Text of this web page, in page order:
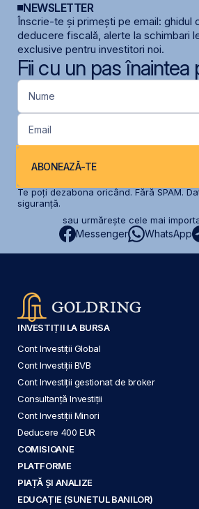
NEWSLETTER
Înscrie-te și primești pe email: ghidul
deducere fiscală, alerte la schimbari
exclusive pentru investitori noi.
Fii cu un pas înaintea
Nume
Email
ABONEAZĂ-TE
Te poți dezabona oricând. Fără SPAM.
siguranță.
sau urmărește cele mai
Messenger WhatsApp
INVESTIȚII LA BURSA
Cont Investiții Global
Cont Investiții BVB
Cont Investiții gestionat de broker
Consultanță Investiții
Cont Investiții Minori
Deducere 400 EUR
COMISIOANE
PLATFORME
PIAȚĂ ȘI ANALIZE
EDUCAȚIE (SUNETUL BANILOR)